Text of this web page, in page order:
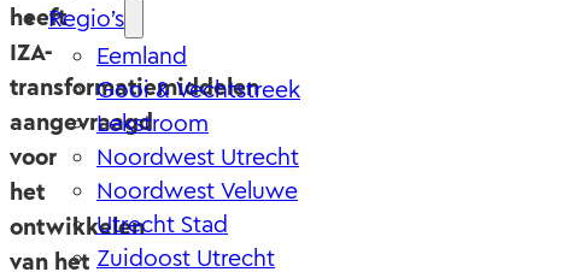
Regio’s
Eemland
Gooi & Vechtstreek
Lekstroom
Noordwest Utrecht
Noordwest Veluwe
Utrecht Stad
Zuidoost Utrecht
heeft
IZA-
transformatiemiddelen
aangevraagd
voor
het
ontwikkelen
van het